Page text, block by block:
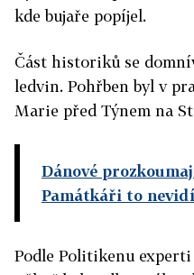
kde bujaře popíjel.
Část historiků se
ledvin. Pohřben byl v
Marie před Týnem na
Dánové
Památkáři to
Podle Politikenu